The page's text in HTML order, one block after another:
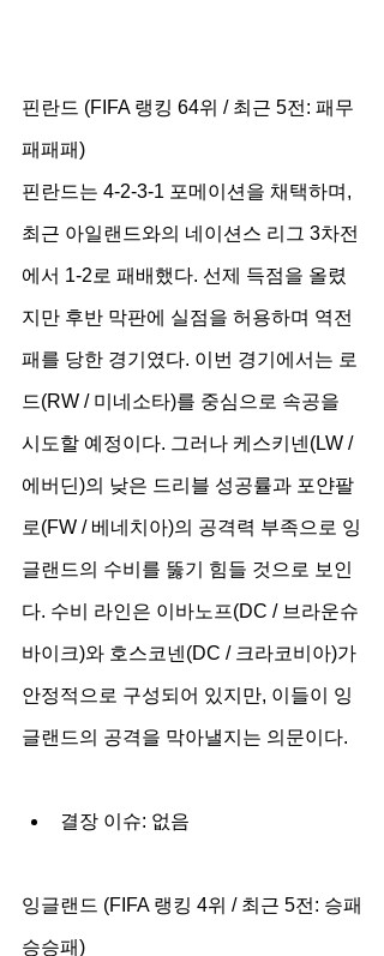
핀란드 (FIFA 랭킹 64위 / 최근 5전: 패무
패패패)
핀란드는 4-2-3-1 포메이션을 채택하며,
최근 아일랜드와의 네이션스 리그 3차전
에서 1-2로 패배했다. 선제 득점을 올렸
지만 후반 막판에 실점을 허용하며 역전
패를 당한 경기였다. 이번 경기에서는 로
드(RW / 미네소타)를 중심으로 속공을
시도할 예정이다. 그러나 케스키넨(LW /
에버딘)의 낮은 드리블 성공률과 포얀팔
로(FW / 베네치아)의 공격력 부족으로 잉
글랜드의 수비를 뚫기 힘들 것으로 보인
다. 수비 라인은 이바노프(DC / 브라운슈
바이크)와 호스코넨(DC / 크라코비아)가
안정적으로 구성되어 있지만, 이들이 잉
글랜드의 공격을 막아낼지는 의문이다.
결장 이슈: 없음
잉글랜드 (FIFA 랭킹 4위 / 최근 5전: 승패
승승패)